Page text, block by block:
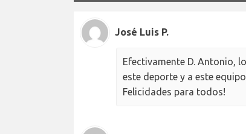
José Luis P.
Efectivamente D. Antonio,
este deporte y a este
Felicidades para todos!